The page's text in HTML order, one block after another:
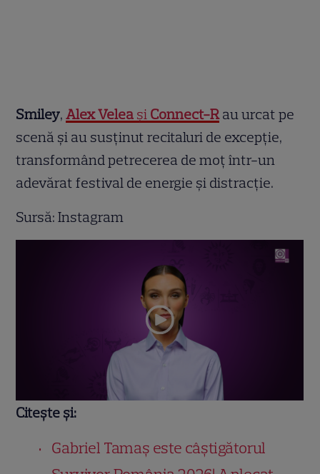
Smiley,Alex Velea și Connect-Rau urcat pe
scenă și au susținut recitaluri de excepție,
transformând petrecerea de moț într-un
adevărat festival de energie și distracție.
Sursă: Instagram
Citește și:
Gabriel Tamaș este câștigătorul